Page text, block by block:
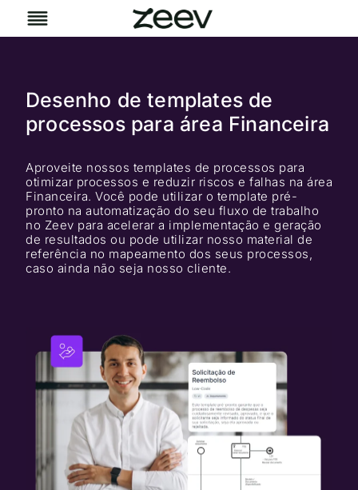
Pular
para
o
Desenho de templates de
processos para área Financeira
Aproveite nossos templates de processos para
otimizar processos e reduzir riscos e falhas na área
Financeira. Você pode utilizar o template pré-
pronto na automatização do seu fluxo de trabalho
no Zeev para acelerar a implementação e geração
de resultados ou pode utilizar nosso material de
referência no mapeamento dos seus processos,
caso ainda não seja nosso cliente.